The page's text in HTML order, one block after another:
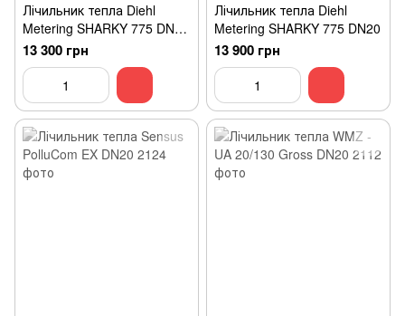
Лічильник тепла Diehl
Metering SHARKY 775 DN15
qp-1,5 м3/год
13 300 грн
Лічильник тепла Diehl
Metering SHARKY 775 DN20
13 900 грн